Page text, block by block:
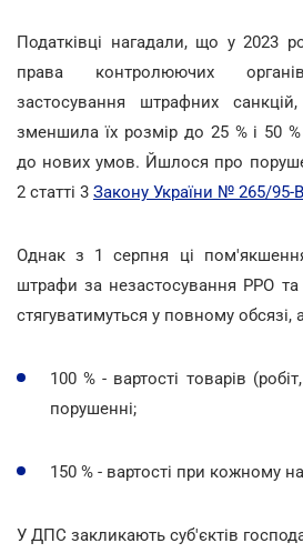
Податківці нагадали, що у 2023
права контролюючих
застосування штрафних
зменшила їх розмір до 25 % і 50 %
до нових умов. Йшлося про
2 статті 3 Закону України № 265/95-
Однак з 1 серпня ці пом'якшення
штрафи за незастосування РРО та
стягуватимуться у повному обсязі,
100 % - вартості товарів
порушенні;
150 % - вартості при кожному
У ДПС закликають суб'єктів